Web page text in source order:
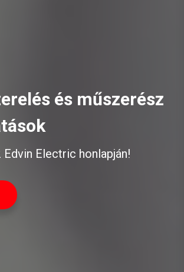
és műszerész
Electric honlapján!